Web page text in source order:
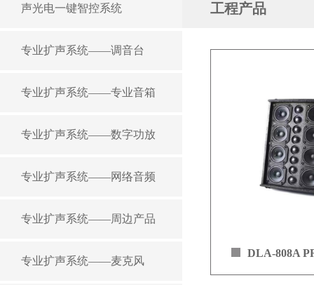
声光电一键智控系统
专业扩声系统——调音台
专业扩声系统——专业音箱
专业扩声系统——数字功放
专业扩声系统——网络音频
专业扩声系统——周边产品
专业扩声系统——麦克风
工程产品
DLA-808A